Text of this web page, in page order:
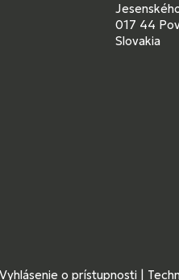
017 44
Slovakia
Vyhlásenie o prístupnosti